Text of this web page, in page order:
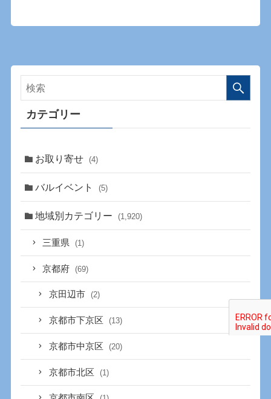
カテゴリー
お取り寄せ (4)
バルイベント (5)
地域別カテゴリー (1,920)
三重県 (1)
京都府 (69)
京田辺市 (2)
京都市下京区 (13)
京都市中京区 (20)
京都市北区 (1)